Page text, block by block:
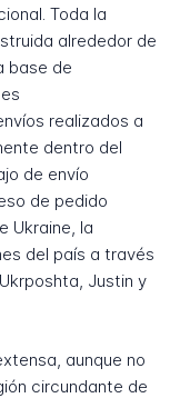
Toda la
alrededor de
base de
realizados a
dentro del
de envío
de pedido
Ukraine, la
del país a través
Justin y
aunque no
circundante de